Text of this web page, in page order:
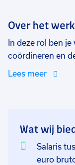
Over het werk
In deze rol ben
coördineren en
ze daar hebben,
doen. Je bent
liggen wanneer
de weg.
Lees meer
Wat wij
Salaris
euro